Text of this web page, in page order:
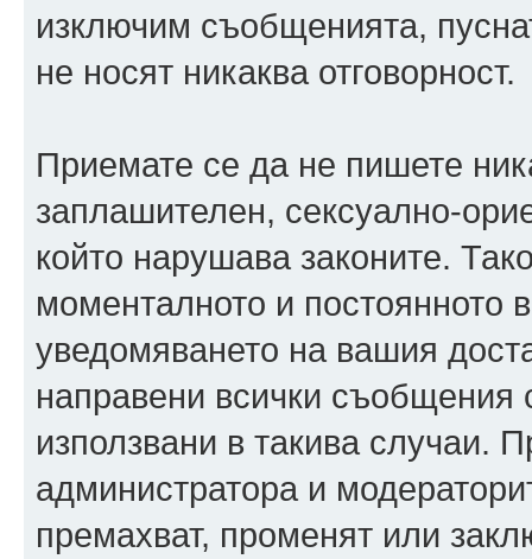
изключим съобщенията,
не носят никаква отговорност.
Приемате се да не пишете
заплашителен, сексуално-
който нарушава законите.
моменталното и постоянното
уведомяването на вашия
направени всички съобщения
използвани в такива случаи.
администратора и
премахват, променят или